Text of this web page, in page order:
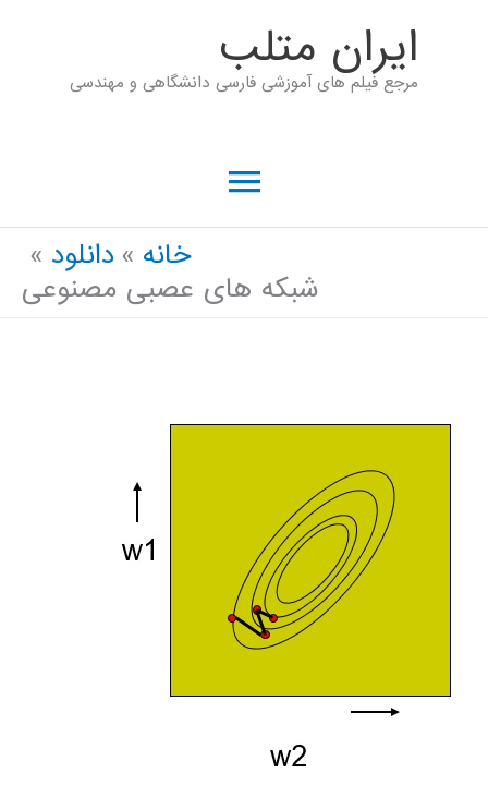
ايران متلب
مرجع فیلم های آموزشی فارسی دانشگاهی و مهندسی
فهرست
اصلیخانه
دانلود
شبکه های عصبی مصنوعی